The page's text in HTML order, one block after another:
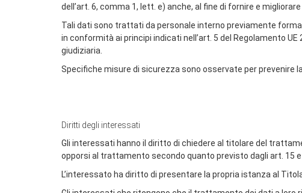
dell’art. 6, comma 1, lett. e) anche, al fine di fornire e
Tali dati sono trattati da personale interno previamente
in conformità ai principi indicati nell’art. 5 del Regolamento
giudiziaria.
Specifiche misure di sicurezza sono osservate per prevenire
Diritti degli interessati
Gli interessati hanno il diritto di chiedere al titolare del
opporsi al trattamento secondo quanto previsto dagli art. 15 e
L’interessato ha diritto di presentare la propria istanza al